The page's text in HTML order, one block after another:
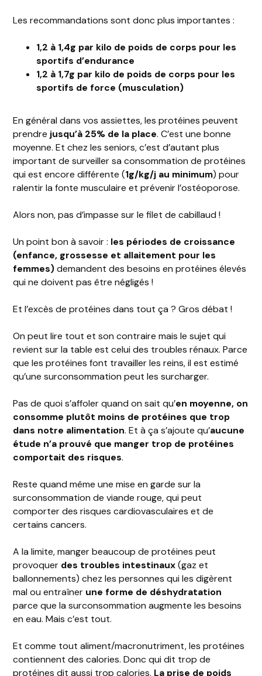
Les recommandations sont donc plus importantes :
1,2 à 1,4g par kilo de poids de corps pour les
sportifs d’endurance
1,2 à 1,7g par kilo de poids de corps pour les
sportifs de force (musculation)
En général dans vos assiettes, les protéines peuvent
prendre jusqu’à 25% de la place. C’est une bonne
moyenne. Et chez les seniors, c’est d’autant plus
important de surveiller sa consommation de protéines
qui est encore différente (1g/kg/j au minimum) pour
ralentir la fonte musculaire et prévenir l’ostéoporose.
Alors non, pas d’impasse sur le filet de cabillaud !
Un point bon à savoir : les périodes de croissance
(enfance, grossesse et allaitement pour les
femmes)demandent des besoins en protéines élevés
qui ne doivent pas être négligés !
Et l’excès de protéines dans tout ça ? Gros débat !
On peut lire tout et son contraire mais le sujet qui
revient sur la table est celui des troubles rénaux. Parce
que les protéines font travailler les reins, il est estimé
qu’une surconsommation peut les surcharger.
Pas de quoi s’affoler quand on sait qu’en moyenne, on
consomme plutôt moins de protéines que trop
dans notre alimentation. Et à ça s’ajoute qu’aucune
étude n’a prouvé que manger trop de protéines
comportait des risques.
Reste quand même une mise en garde sur la
surconsommation de viande rouge, qui peut
comporter des risques cardiovasculaires et de
certains cancers.
A la limite, manger beaucoup de protéines peut
provoquer des troubles intestinaux(gaz et
ballonnements) chez les personnes qui les digèrent
mal ou entraîner une forme de déshydratation
parce que la surconsommation augmente les besoins
en eau. Mais c’est tout.
Et comme tout aliment/macronutriment, les protéines
contiennent des calories. Donc qui dit trop de
protéines dit aussi trop calories. La prise de poids